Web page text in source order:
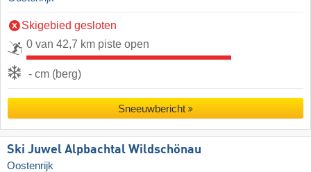
Skigebied gesloten
0 van 42,7 km piste open
- cm (berg)
Sneeuwbericht
Ski Juwel Alpbachtal Wildschönau
Oostenrijk